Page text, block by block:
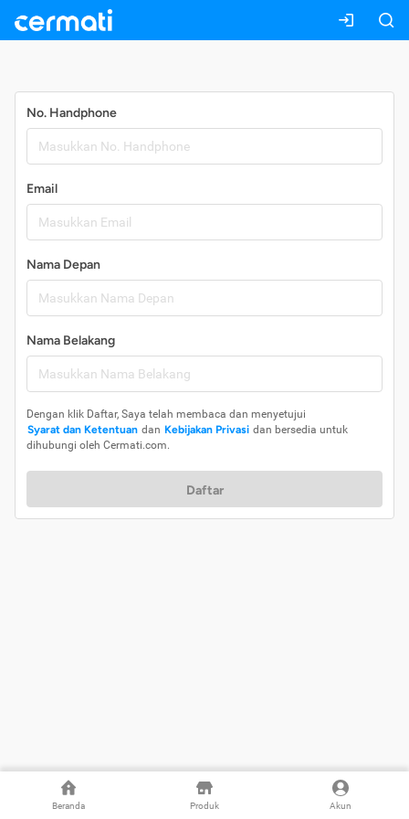
Beranda Produk Akun
No. Handphone
Email
Nama Depan
Nama Belakang
Dengan klik Daftar, Saya telah membaca dan menyetujui
Syarat dan Ketentuan dan Kebijakan Privasi dan bersedia untuk
dihubungi oleh Cermati.com.
Daftar